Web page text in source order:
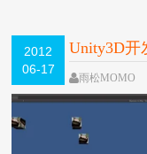
2012
06-17
Unity3D开
（三）
雨松MOMO
27462次